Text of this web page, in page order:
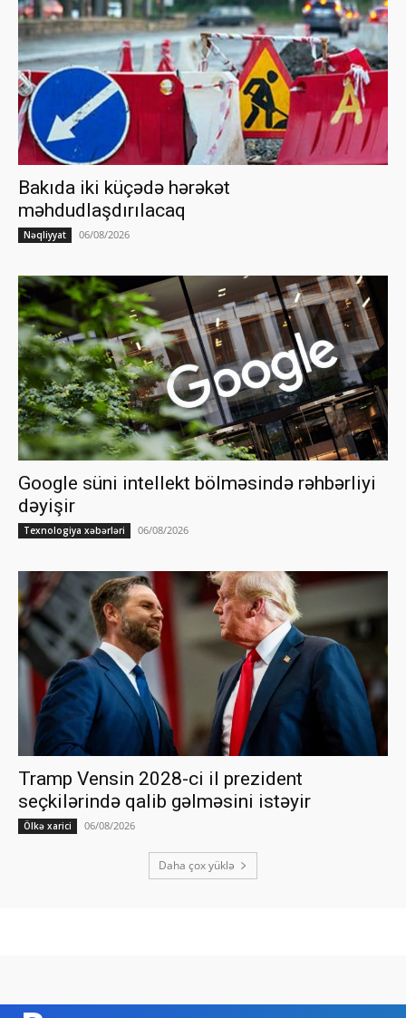
Bakıda iki küçədə hərəkət
məhdudlaşdırılacaq
Nəqliyyat 06/08/2026
Google süni intellekt bölməsində rəhbərliyi
dəyişir
Texnologiya xəbərləri 06/08/2026
Tramp Vensin 2028-ci il prezident
seçkilərində qalib gəlməsini istəyir
Ölkə xarici 06/08/2026
Daha çox yüklə